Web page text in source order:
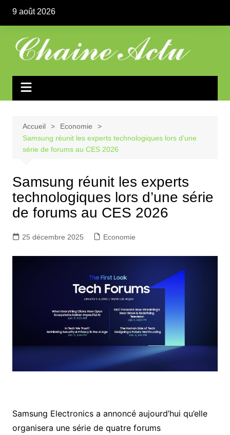
contenu
9 août 2026
Accueil
Economie
Samsung réunit les experts technologiques lors d’une
série de forums au CES 2026
Samsung réunit les experts
technologiques lors d’une série
de forums au CES 2026
25 décembre 2025 Economie
Samsung Electronics a annoncé aujourd’hui qu’elle
organisera une série de quatre forums